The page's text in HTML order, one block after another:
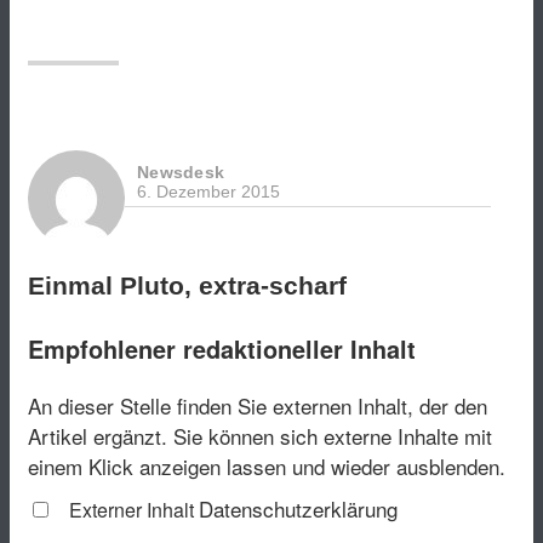
Newsdesk
6. Dezember 2015
Einmal Pluto, extra-scharf
Empfohlener redaktioneller Inhalt
An dieser Stelle finden Sie externen Inhalt, der den
Artikel ergänzt. Sie können sich externe Inhalte mit
einem Klick anzeigen lassen und wieder ausblenden.
Externer Inhalt Datenschutzerklärung